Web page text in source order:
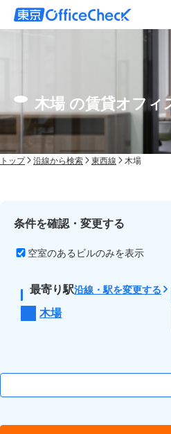
木場 の賃貸オフィ
トップ 沿線から検索 東西線 木場
条件を確認・変更する
空室のあるビルのみを表示
最寄り駅沿線・駅を変更する
木場